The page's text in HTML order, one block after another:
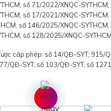
số 71/2022/XNQC-SYTHCM,
số 17/2021/XNQC-SYTHCM,
số 146/2025/XNQC-SYTHCM,
số 128/2025/XNQC-SYTHCM
cấp phép: số 14/QĐ-SYT; 915/
QĐ-SYT, số 103/QĐ-SYT, số